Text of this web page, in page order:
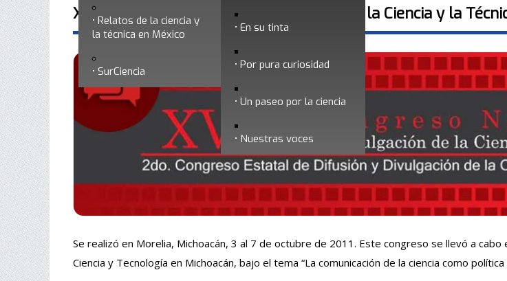
En su tinta
Por pura curiosidad
Un paseo por la ciencia
Nuestras voces
Relatos de la ciencia y
la técnica en México
SurCiencia
XVIII Congreso Nacional de Divulgación de la Ciencia y la
Se realizó en Morelia, Michoacán, 3 al 7 de octubre de 2011. Este congreso se llevó a
Ciencia y Tecnología en Michoacán, bajo el tema “La comunicación de la ciencia como política